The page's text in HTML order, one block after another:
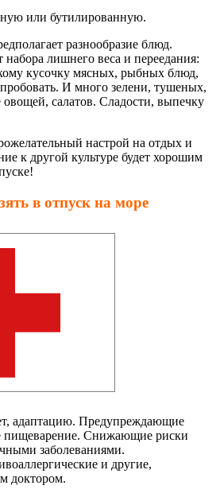
или бутилированную.
разнообразие блюд.
набора лишнего веса и переедания:
кусочку мясных, рыбных блюд,
И много зелени, тушеных,
салатов. Сладости, выпечку
настрой на отдых и
к другой культуре будет хорошим
в отпуск на море
адаптацию. Предупреждающие
Снижающие риски
заболеваниями.
и другие,
доктором.